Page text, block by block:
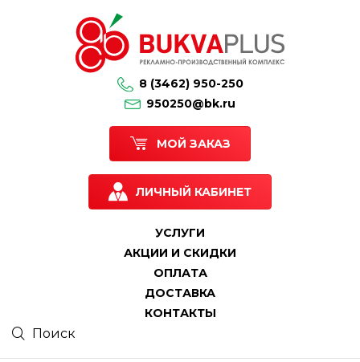
8 (3462) 950-250
950250@bk.ru
МОЙ ЗАКАЗ
ЛИЧНЫЙ КАБИНЕТ
УСЛУГИ
АКЦИИ И СКИДКИ
ОПЛАТА
ДОСТАВКА
КОНТАКТЫ